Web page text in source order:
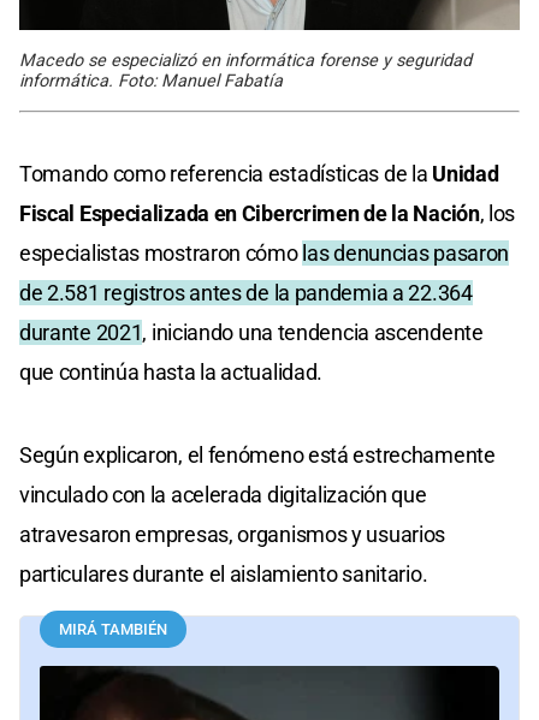
Macedo se especializó en informática forense y seguridad
informática. Foto: Manuel Fabatía
Tomando como referencia estadísticas de la Unidad
Fiscal Especializada en Cibercrimen de la Nación, los
especialistas mostraron cómolas denuncias pasaron
de 2.581 registros antes de la pandemia a 22.364
durante 2021, iniciando una tendencia ascendente
que continúa hasta la actualidad.
Según explicaron, el fenómeno está estrechamente
vinculado con la acelerada digitalización que
atravesaron empresas, organismos y usuarios
particulares durante el aislamiento sanitario.
MIRÁ TAMBIÉN